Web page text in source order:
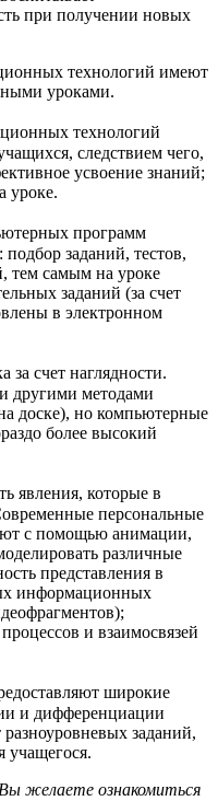
при получении новых
технологий имеют
уроками.
технологий
следствием чего,
усвоение знаний;
уроке.
программ
подбор заданий, тестов,
тем самым на уроке
заданий (за счет
в электронном
счет наглядности.
другими методами
доске), но компьютерные
более высокий
явления, которые в
персональные
с помощью анимации,
различные
представления в
информационных
и взаимосвязей
широкие
и дифференциации
заданий,
учащегося.
желаете ознакомиться